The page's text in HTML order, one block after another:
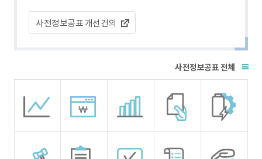
사전정보공표 개선건의
전체